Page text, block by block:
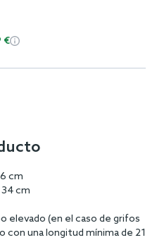
€
cm
cm
elevado (en el caso de grifos
con una longitud mínima de 21